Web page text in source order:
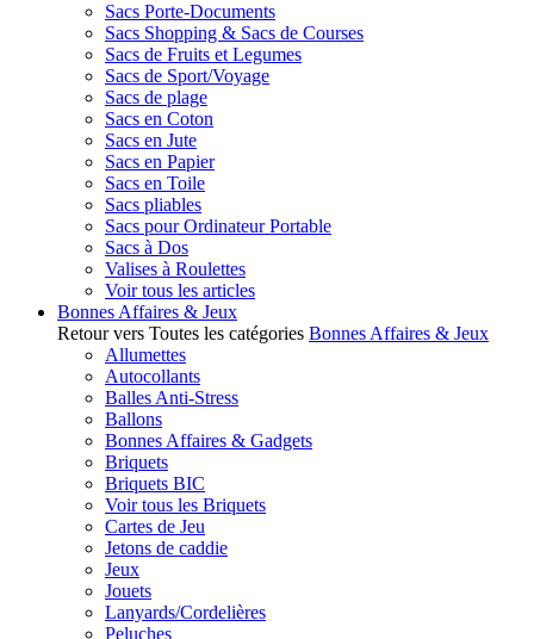
Sacs Porte-Documents
Sacs Shopping & Sacs de Courses
Sacs de Fruits et Legumes
Sacs de Sport/Voyage
Sacs de plage
Sacs en Coton
Sacs en Jute
Sacs en Papier
Sacs en Toile
Sacs pliables
Sacs pour Ordinateur Portable
Sacs à Dos
Valises à Roulettes
Voir tous les articles
Bonnes Affaires & Jeux
Retour vers Toutes les catégories Bonnes Affaires & Jeux
Allumettes
Autocollants
Balles Anti-Stress
Ballons
Bonnes Affaires & Gadgets
Briquets
Briquets BIC
Voir tous les Briquets
Cartes de Jeu
Jetons de caddie
Jeux
Jouets
Lanyards/Cordelières
Peluches